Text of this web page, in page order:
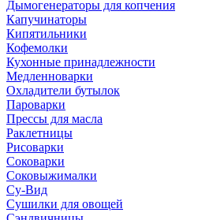
Дымогенераторы для копчения
Капучинаторы
Кипятильники
Кофемолки
Кухонные принадлежности
Медленноварки
Охладители бутылок
Пароварки
Прессы для масла
Раклетницы
Рисоварки
Соковарки
Соковыжималки
Су-Вид
Сушилки для овощей